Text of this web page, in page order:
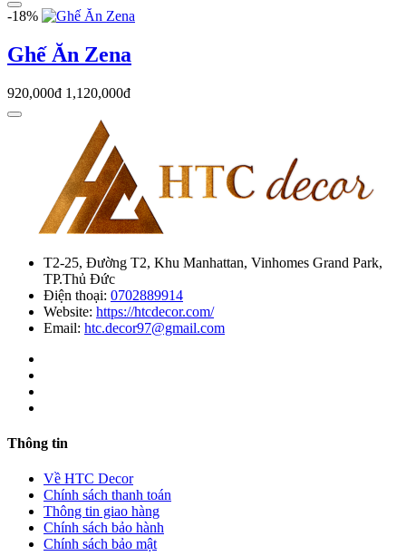
-18%
Ghế Ăn Zena
920,000đ 1,120,000đ
T2-25, Đường T2, Khu Manhattan, Vinhomes Grand Park,
TP.Thủ Đức
Điện thoại: 0702889914
Website: https://htcdecor.com/
Email: htc.decor97@gmail.com
Thông tin
Về HTC Decor
Chính sách thanh toán
Thông tin giao hàng
Chính sách bảo hành
Chính sách bảo mật